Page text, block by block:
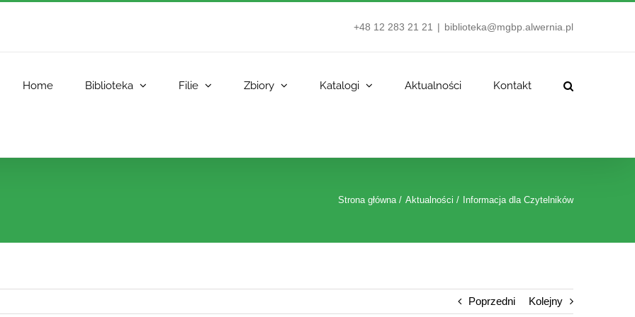
+48 12 283 21 21 | biblioteka@mgbp.alwernia.pl
Home Biblioteka Filie Zbiory Katalogi Aktualności Kontakt
Strona główna Aktualności Informacja dla Czytelników
Poprzedni Kolejny